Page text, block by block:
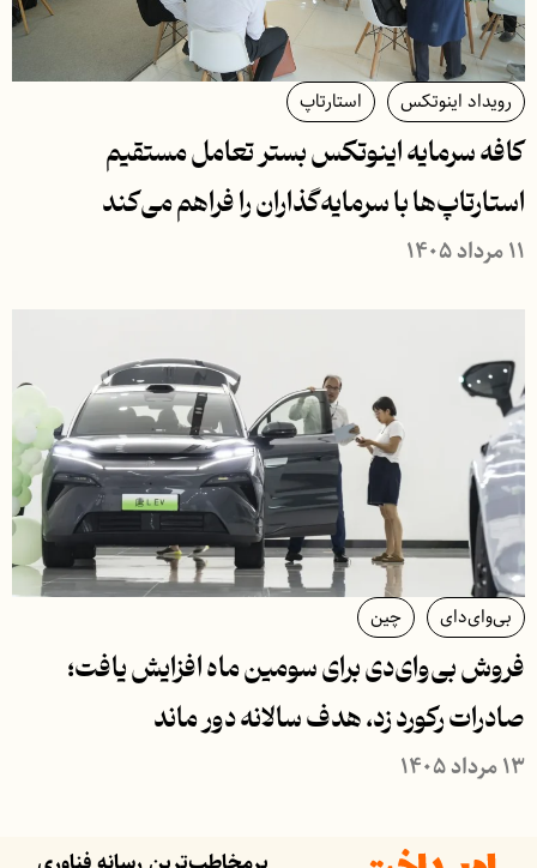
رویداد اینوتکس استارتاپ
کافه سرمایه اینوتکس بستر تعامل مستقیم
استارتاپ‌ها با سرمایه‌گذاران را فراهم می‌کند
۱۱ مرداد ۱۴۰۵
بی‌وای‌دای چین
فروش بی‌وای‌دی برای سومین ماه افزایش یافت؛
صادرات رکورد زد، هدف سالانه دور ماند
۱۳ مرداد ۱۴۰۵